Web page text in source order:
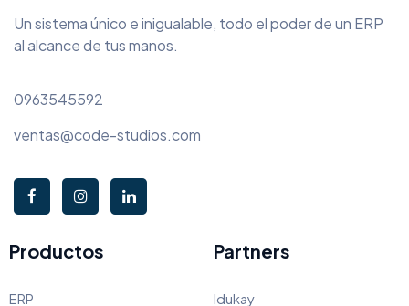
Un sistema único e inigualable, todo el poder de un ERP
al alcance de tus manos.
0963545592
ventas@code-studios.com
Productos
ERP
Partners
Idukay